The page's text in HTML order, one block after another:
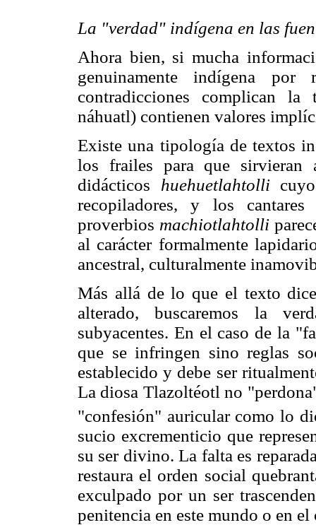
La "verdad" indígena en las
Ahora bien, si mucha
genuinamente indígena
contradicciones complican la
náhuatl) contienen valores
Existe una tipología de textos
los frailes para que sirvieran
didácticos huehuetlahtollicuyo
recopiladores, y los
proverbios machiotlahtolli
al carácter formalmente
ancestral, culturalmente
Más allá de lo que el texto
alterado, buscaremos la
subyacentes. En el caso de la
que se infringen sino reglas
establecido y debe ser
La diosa Tlazoltéotl no
"confesión" auricular como lo
sucio excrementicio que
su ser divino. La falta es
restaura el orden social
exculpado por un ser
penitencia en este mundo o en el